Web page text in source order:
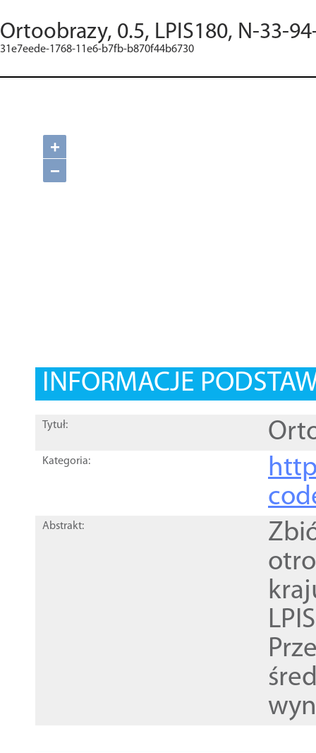
Ortoobrazy, 0.5, LPIS180, N-33-
31e7eede-1768-11e6-b7fb-b870f44b6730
+
−
INFORMACJE
Tytuł:
Kategoria:
Abstrakt: